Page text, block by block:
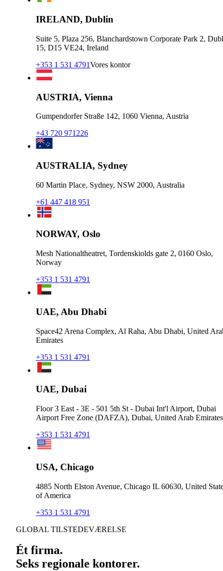
IRELAND, Dublin
Suite 5, Plaza 256, Blanchardstown Corporate Park 2,
15, D15 VE24, Ireland
+353 1 531 4791Vores kontor
AUSTRIA, Vienna
Gumpendorfer Straße 142, 1060 Vienna, Austria
+43 720 971226
AUSTRALIA, Sydney
60 Martin Place, Sydney, NSW 2000, Australia
+61 447 418 951
NORWAY, Oslo
Mesh Nationaltheatret, Tordenskiolds gate 2, 0160 Oslo,
Norway
+353 1 531 4791
UAE, Abu Dhabi
Space42 Arena Complex, Al Raha, Abu Dhabi, United
Emirates
+353 1 531 4791
UAE, Dubai
Floor 3 East - 3E - 501 5th St - Dubai Int'l Airport, Dubai
Airport Free Zone (DAFZA), Dubai, United Arab Emirates
+353 1 531 4791
USA, Chicago
4885 North Elston Avenue, Chicago IL 60630, United
of America
+353 1 531 4791
GLOBAL TILSTEDEVÆRELSE
Ét firma.
Seks regionale kontorer.